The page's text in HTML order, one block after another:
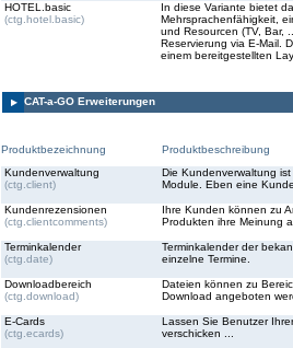
HOTEL.basic
(ctg.hotel.basic)
In diese Variante bietet
Mehrsprachenfähigkeit,
und Resourcen (TV, Bar,
Reservierung via E-Mail.
einem bereitgestellten
CAT-a-GO Erweiterungen
Produktbezeichnung
Produktbeschreibung
Kundenverwaltung
(ctg.client)
Die Kundenverwaltung
Module. Eben eine
Kundenrezensionen
(ctg.clientcomments)
Ihre Kunden können zu
Produkten ihre Meinung
Terminkalender
(ctg.date)
Terminkalender der
einzelne Termine.
Downloadbereich
(ctg.download)
Dateien können zu
Download angeboten
E-Cards
(ctg.ecards)
Lassen Sie Benutzer
verschicken ...